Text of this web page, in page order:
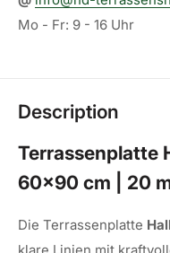
Mo - Fr: 9 - 16 Uhr
Description
Terrassenplatte
60x90 cm | 20
Die Terrassenplatte